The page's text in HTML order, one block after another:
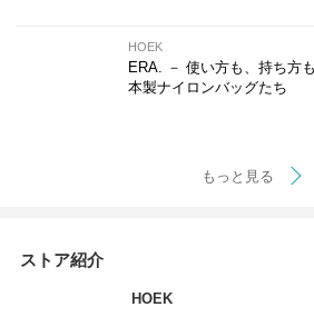
HOEK
ERA. － 使い方も、持ち方
本製ナイロンバッグたち
もっと見る
ストア紹介
HOEK